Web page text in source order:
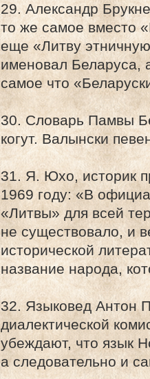
29. Александр
то же самое вместо
еще «Литву
именовал Беларуса,
самое что
30. Словарь Памвы
когут. Валынски
31. Я. Юхо, историк
1969 году: «В
«Литвы» для всей
не существовало, и
исторической
название народа,
32. Языковед Антон
диалектической
убеждают, что язык
а следовательно и